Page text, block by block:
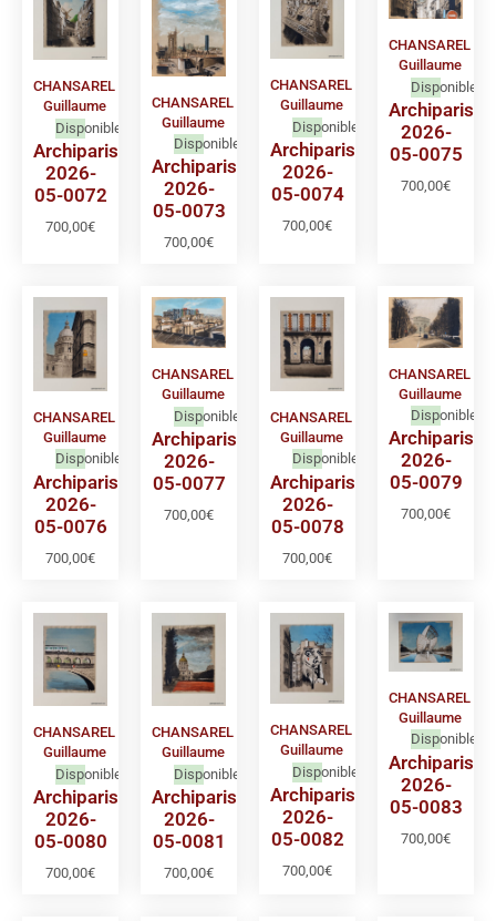
CHANSAREL
Guillaume
Disponible
Archiparis
2026-
05-0072
700,00€
CHANSAREL
Guillaume
Disponible
Archiparis
2026-
05-0073
700,00€
CHANSAREL
Guillaume
Disponible
Archiparis
2026-
05-0074
700,00€
CHANSAREL
Guillaume
Disponible
Archiparis
2026-
05-0075
700,00€
CHANSAREL
Guillaume
Disponible
Archiparis
2026-
05-0076
700,00€
CHANSAREL
Guillaume
Disponible
Archiparis
2026-
05-0077
700,00€
CHANSAREL
Guillaume
Disponible
Archiparis
2026-
05-0078
700,00€
CHANSAREL
Guillaume
Disponible
Archiparis
2026-
05-0079
700,00€
CHANSAREL
Guillaume
Disponible
Archiparis
2026-
05-0080
700,00€
CHANSAREL
Guillaume
Disponible
Archiparis
2026-
05-0081
700,00€
CHANSAREL
Guillaume
Disponible
Archiparis
2026-
05-0082
700,00€
CHANSAREL
Guillaume
Disponible
Archiparis
2026-
05-0083
700,00€